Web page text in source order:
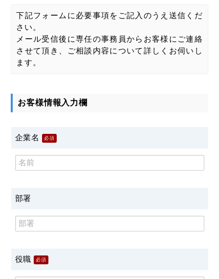
下記フォームに必要事項をご記入のうえ送信くだ
さい。
メール受信後に専任の事務員からお客様にご連絡
させて頂き、ご相談内容について詳しくお伺いし
ます。
お客様情報入力欄
企業名 必須
部署
役職 必須